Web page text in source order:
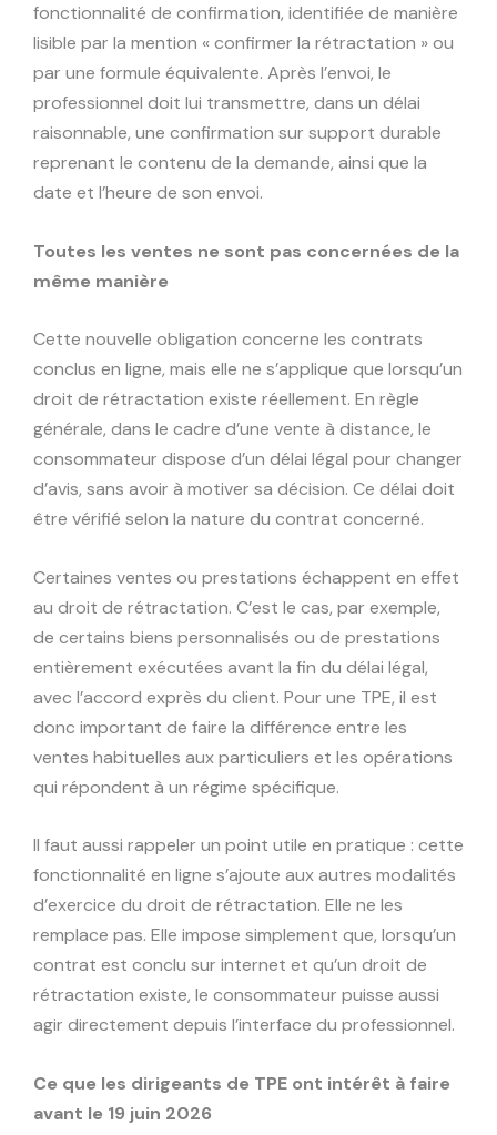
fonctionnalité de confirmation, identifiée de manière
lisible par la mention « confirmer la rétractation » ou
par une formule équivalente. Après l’envoi, le
professionnel doit lui transmettre, dans un délai
raisonnable, une confirmation sur support durable
reprenant le contenu de la demande, ainsi que la
date et l’heure de son envoi.
Toutes les ventes ne sont pas concernées de la
même manière
Cette nouvelle obligation concerne les contrats
conclus en ligne, mais elle ne s’applique que lorsqu’un
droit de rétractation existe réellement. En règle
générale, dans le cadre d’une vente à distance, le
consommateur dispose d’un délai légal pour changer
d’avis, sans avoir à motiver sa décision. Ce délai doit
être vérifié selon la nature du contrat concerné.
Certaines ventes ou prestations échappent en effet
au droit de rétractation. C’est le cas, par exemple,
de certains biens personnalisés ou de prestations
entièrement exécutées avant la fin du délai légal,
avec l’accord exprès du client. Pour une TPE, il est
donc important de faire la différence entre les
ventes habituelles aux particuliers et les opérations
qui répondent à un régime spécifique.
Il faut aussi rappeler un point utile en pratique : cette
fonctionnalité en ligne s’ajoute aux autres modalités
d’exercice du droit de rétractation. Elle ne les
remplace pas. Elle impose simplement que, lorsqu’un
contrat est conclu sur internet et qu’un droit de
rétractation existe, le consommateur puisse aussi
agir directement depuis l’interface du professionnel.
Ce que les dirigeants de TPE ont intérêt à faire
avant le 19 juin 2026